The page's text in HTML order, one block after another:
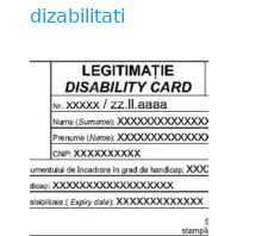
dizabilitati